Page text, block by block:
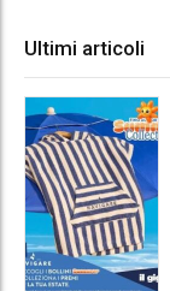
Ultimi articoli